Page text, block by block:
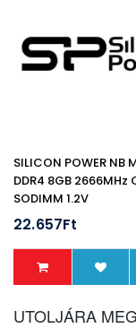
SILICON POWER NB
DDR4 8GB 2666MHz
SODIMM 1.2V
22.657Ft
UTOLJÁRA